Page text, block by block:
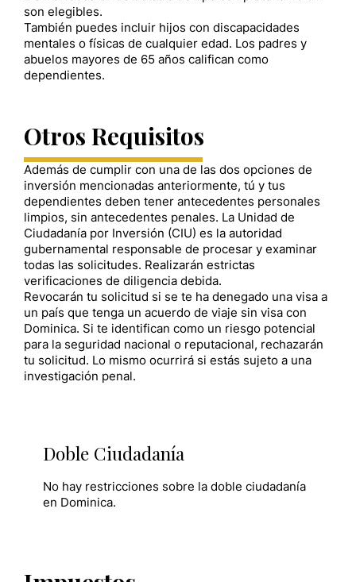
son elegibles.
También puedes incluir hijos con discapacidades
mentales o físicas de cualquier edad. Los padres y
abuelos mayores de 65 años califican como
dependientes.
Otros Requisitos
Además de cumplir con una de las dos opciones de
inversión mencionadas anteriormente, tú y tus
dependientes deben tener antecedentes personales
limpios, sin antecedentes penales. La Unidad de
Ciudadanía por Inversión (CIU) es la autoridad
gubernamental responsable de procesar y examinar
todas las solicitudes. Realizarán estrictas
verificaciones de diligencia debida.
Revocarán tu solicitud si se te ha denegado una visa a
un país que tenga un acuerdo de viaje sin visa con
Dominica. Si te identifican como un riesgo potencial
para la seguridad nacional o reputacional, rechazarán
tu solicitud. Lo mismo ocurrirá si estás sujeto a una
investigación penal.
Doble Ciudadanía
No hay restricciones sobre la doble ciudadanía
en Dominica.